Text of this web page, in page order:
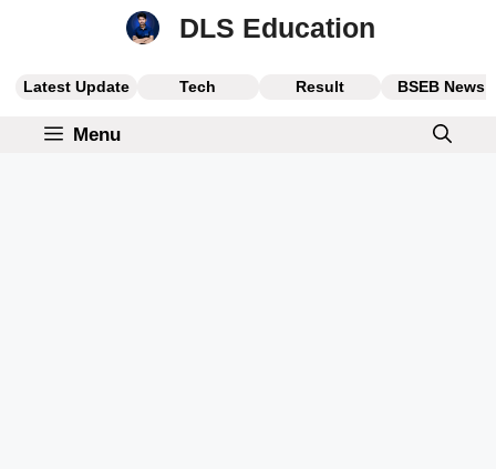
DLS Education
Latest Update Tech Result BSEB News
Menu